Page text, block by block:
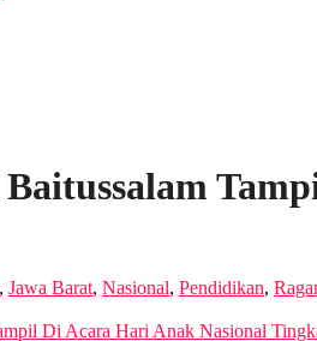
, Jawa Barat, Nasional, Pendidikan,